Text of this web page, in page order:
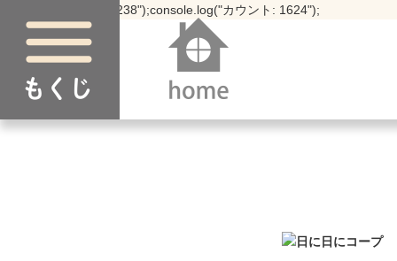
console.log("postID: 238");console.log("カウント: 1624");